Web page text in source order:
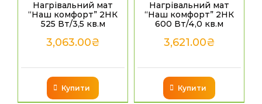
Нагрівальний мат
“Наш комфорт” 2НК
525 Вт/3,5 кв.м
3,063.00₴
Купити
Нагрівальний мат
“Наш комфорт” 2НК
600 Вт/4,0 кв.м
3,621.00₴
Купити